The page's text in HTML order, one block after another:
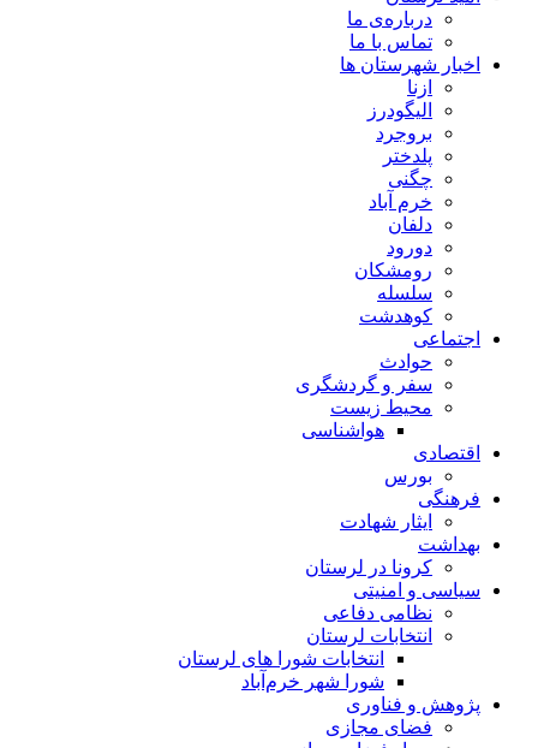
درباره‌ی ما
تماس با ما
اخبار شهرستان ها
ازنا
الیگودرز
بروجرد
پلدختر
چگنی
خرم آباد
دلفان
دورود
رومشکان
سلسله
کوهدشت
اجتماعی
حوادث
سفر و گردشگری
محیط زیست
هواشناسی
اقتصادی
بورس
فرهنگی
ایثار شهادت
بهداشت
کرونا در لرستان
سیاسی و امنیتی
نظامی دفاعی
انتخابات لرستان
انتخابات شورا های لرستان
شورا شهر خرم‌آباد
پژوهش و فناوری
فضای مجازی